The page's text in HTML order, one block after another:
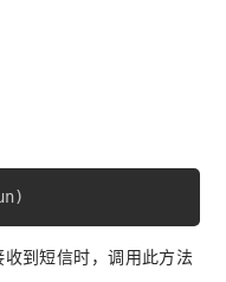
)
到短信时，调用此方法